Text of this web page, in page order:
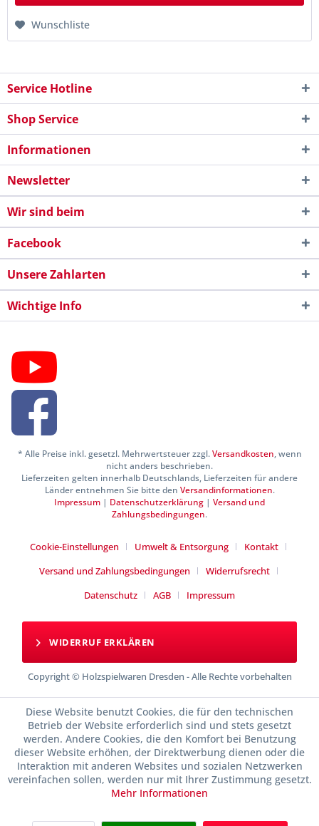
Wunschliste
Service Hotline
Shop Service
Informationen
Newsletter
Wir sind beim
Facebook
Unsere Zahlarten
Wichtige Info
* Alle Preise inkl. gesetzl. Mehrwertsteuer zzgl.Versandkosten, wenn
nicht anders beschrieben.
Lieferzeiten gelten innerhalb Deutschlands, Lieferzeiten für andere
Länder entnehmen Sie bitte den Versandinformationen.
Impressum | Datenschutzerklärung | Versand und
Zahlungsbedingungen.
Cookie-Einstellungen Umwelt & Entsorgung
Kontakt
Versand und Zahlungsbedingungen
Widerrufsrecht
Datenschutz
AGB Impressum
WIDERRUF ERKLÄREN
Copyright © Holzspielwaren Dresden - Alle Rechte vorbehalten
Diese Website benutzt Cookies, die für den technischen
Betrieb der Website erforderlich sind und stets gesetzt
werden. Andere Cookies, die den Komfort bei Benutzung
dieser Website erhöhen, der Direktwerbung dienen oder die
Interaktion mit anderen Websites und sozialen Netzwerken
vereinfachen sollen, werden nur mit Ihrer Zustimmung gesetzt.
Mehr Informationen